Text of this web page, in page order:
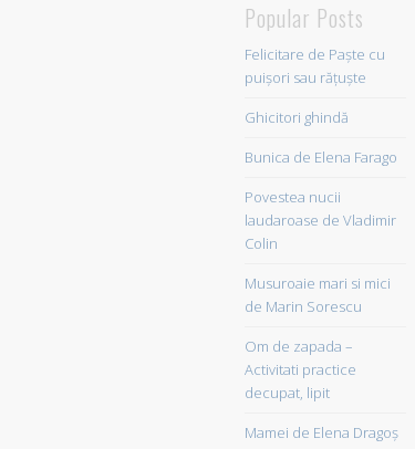
Popular Posts
Felicitare de Paște cu
puișori sau rățuște
Ghicitori ghindă
Bunica de Elena Farago
Povestea nucii
laudaroase de Vladimir
Colin
Musuroaie mari si mici
de Marin Sorescu
Om de zapada –
Activitati practice
decupat, lipit
Mamei de Elena Dragoş